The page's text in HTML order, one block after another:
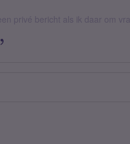
privé bericht als ik daar om